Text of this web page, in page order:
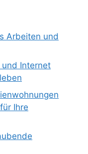
Arbeiten und
Internet
Ihre